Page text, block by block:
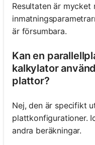
Resultaten är mycket
är försumbara.
Kan en
kalkylator
plattor?
Nej, den är specifikt
plattkonfigurationer.
andra beräkningar.